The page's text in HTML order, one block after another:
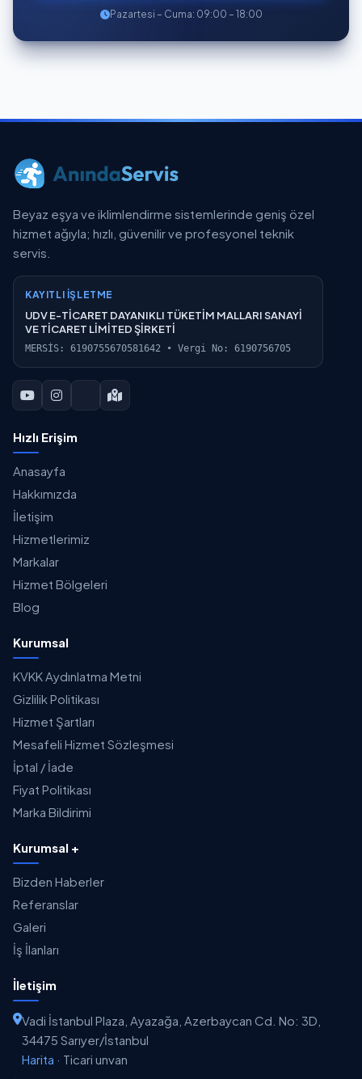
Pazartesi – Cuma: 09:00 – 18:00
Beyaz eşya ve iklimlendirme sistemlerinde geniş özel
hizmet ağıyla; hızlı, güvenilir ve profesyonel teknik
servis.
KAYITLI İŞLETME
UDV E-TİCARET DAYANIKLI TÜKETİM MALLARI SANAYİ
VE TİCARET LİMİTED ŞİRKETİ
MERSİS: 6190755670581642 • Vergi No: 6190756705
Hızlı Erişim
Anasayfa
Hakkımızda
İletişim
Hizmetlerimiz
Markalar
Hizmet Bölgeleri
Blog
Kurumsal
KVKK Aydınlatma Metni
Gizlilik Politikası
Hizmet Şartları
Mesafeli Hizmet Sözleşmesi
İptal / İade
Fiyat Politikası
Marka Bildirimi
Kurumsal +
Bizden Haberler
Referanslar
Galeri
İş İlanları
İletişim
Vadi İstanbul Plaza, Ayazağa, Azerbaycan Cd. No: 3D,
34475 Sarıyer/İstanbul
Harita · Ticari unvan